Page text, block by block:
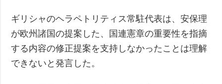
ギリシャのヘラペトリティス常駐代表は、安保理
が欧州諸国の提案した、国連憲章の重要性を指摘
する内容の修正提案を支持しなかったことは理解
できないと発言した。